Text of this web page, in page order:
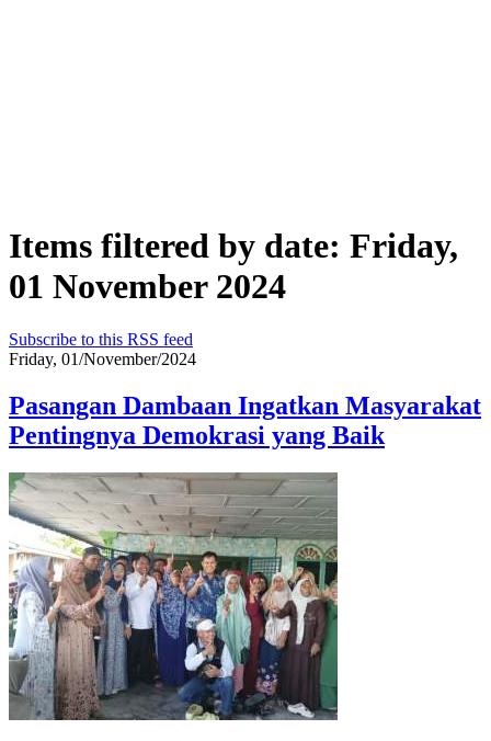
Items filtered by date: Friday,
01 November 2024
Subscribe to this RSS feed
Friday, 01/November/2024
Pasangan Dambaan Ingatkan Masyarakat
Pentingnya Demokrasi yang Baik